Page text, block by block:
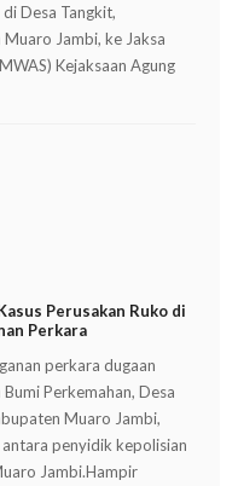
Desa Tangkit,
Jambi, ke Jaksa
Kejaksaan Agung
Perusakan Ruko di
Perkara
perkara dugaan
Perkemahan, Desa
Muaro Jambi,
penyidik kepolisian
Jambi.Hampir